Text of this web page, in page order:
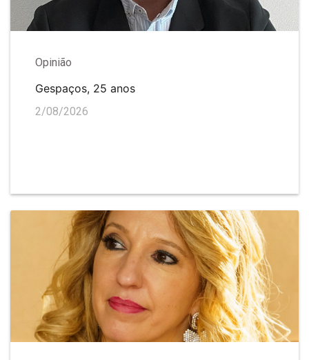
Opinião
Gespaços, 25 anos
2/08/2026